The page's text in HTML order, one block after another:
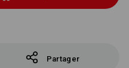
Partager